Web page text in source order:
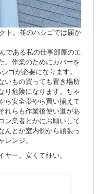
ト。並のハシゴでは届か
である私の仕事部屋のエ
。作業のためにカバーを
ゴが必要になります。
いもの買っても置き場所
り危険になります。ちゃ
ら安全帯やら買い揃えて
れらも作業後使い道があ
ン業者とかにお願いして
んとか室内側から頑張っ
ンジ。
ー。安くて細い。